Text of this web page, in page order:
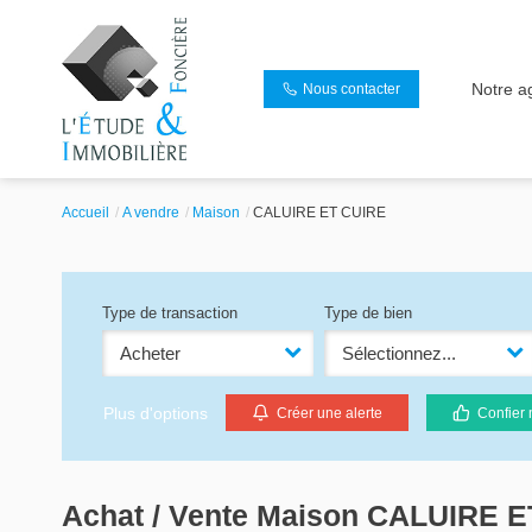
Nous contacter Notre
Accueil A vendre Maison CALUIRE ET CUIRE
Type de transaction
Acheter
Type de bien
Sélectionnez...
Plus d'options Créer une alerte Confier
Achat / Vente Maison CALUIRE